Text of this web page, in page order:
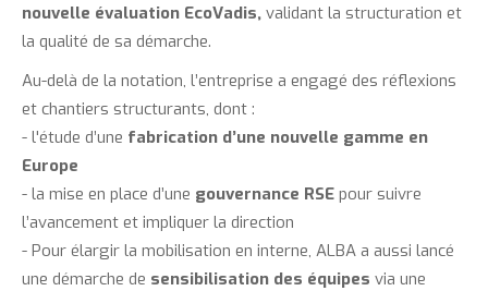
nouvelle évaluation EcoVadis, validant la structuration et
la qualité de sa démarche.
Au-delà de la notation, l’entreprise a engagé des réflexions
et chantiers structurants, dont :
- l'étude d’une fabrication d’une nouvelle gamme en
Europe
- la mise en place d’une gouvernance RSE pour suivre
l’avancement et impliquer la direction
- Pour élargir la mobilisation en interne, ALBA a aussi lancé
une démarche de sensibilisation des équipes via une